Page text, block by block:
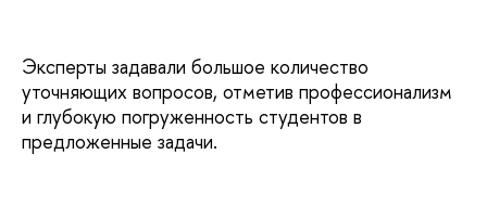
Эксперты задавали большое количество
уточняющих вопросов, отметив профессионализм
и глубокую погруженность студентов в
предложенные задачи.